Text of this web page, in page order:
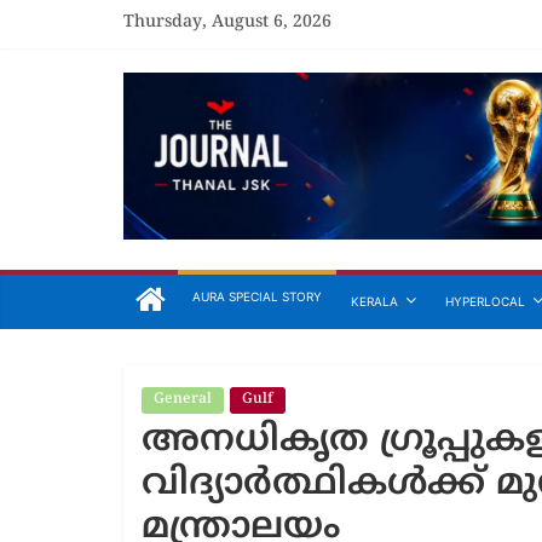
Thursday, August 6, 2026
The
Journal
Unfolding
Truth
AURA SPECIAL STORY KERALA HYPERLOCAL
General Gulf
അനധികൃത
വിദ്യാർത്ഥികൾക്ക്
മന്ത്രാലയം
General